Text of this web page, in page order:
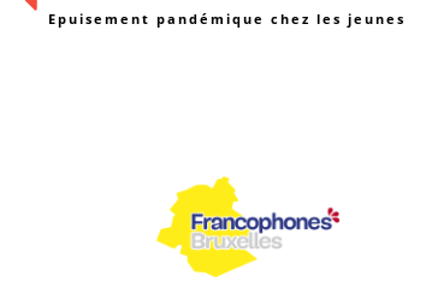
Epuisement pandémique chez les jeunes